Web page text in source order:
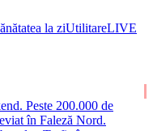
la ziUtilitareLIVE
Peste 200.000 de
în Faleză Nord.